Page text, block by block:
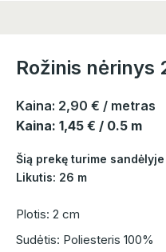
Rožinis nėrinys
Kaina: 2,90 € / metras
Kaina: 1,45 € / 0.5 m
Šią prekę turime sandėlyje
Likutis: 26 m
Plotis: 2 cm
Sudėtis: Poliesteris 100%